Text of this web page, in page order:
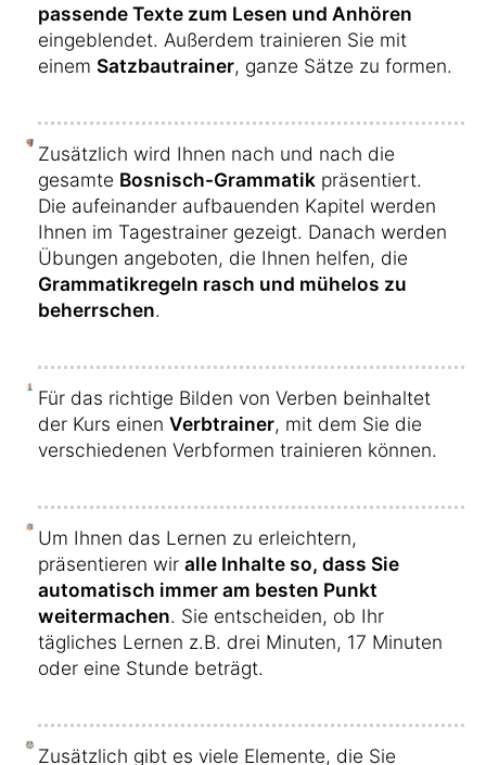
passende Texte zum Lesen und Anhören
eingeblendet. Außerdem trainieren Sie mit
einem Satzbautrainer, ganze Sätze zu formen.
Zusätzlich wird Ihnen nach und nach die
gesamte Bosnisch-Grammatik präsentiert.
Die aufeinander aufbauenden Kapitel werden
Ihnen im Tagestrainer gezeigt. Danach werden
Übungen angeboten, die Ihnen helfen, die
Grammatikregeln rasch und mühelos zu
beherrschen.
Für das richtige Bilden von Verben beinhaltet
der Kurs einen Verbtrainer, mit dem Sie die
verschiedenen Verbformen trainieren können.
Um Ihnen das Lernen zu erleichtern,
präsentieren wir alle Inhalte so, dass Sie
automatisch immer am besten Punkt
weitermachen. Sie entscheiden, ob Ihr
tägliches Lernen z.B. drei Minuten, 17 Minuten
oder eine Stunde beträgt.
Zusätzlich gibt es viele Elemente, die Sie